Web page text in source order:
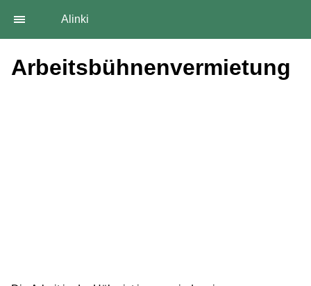
Alinki
Arbeitsbühnenvermietung